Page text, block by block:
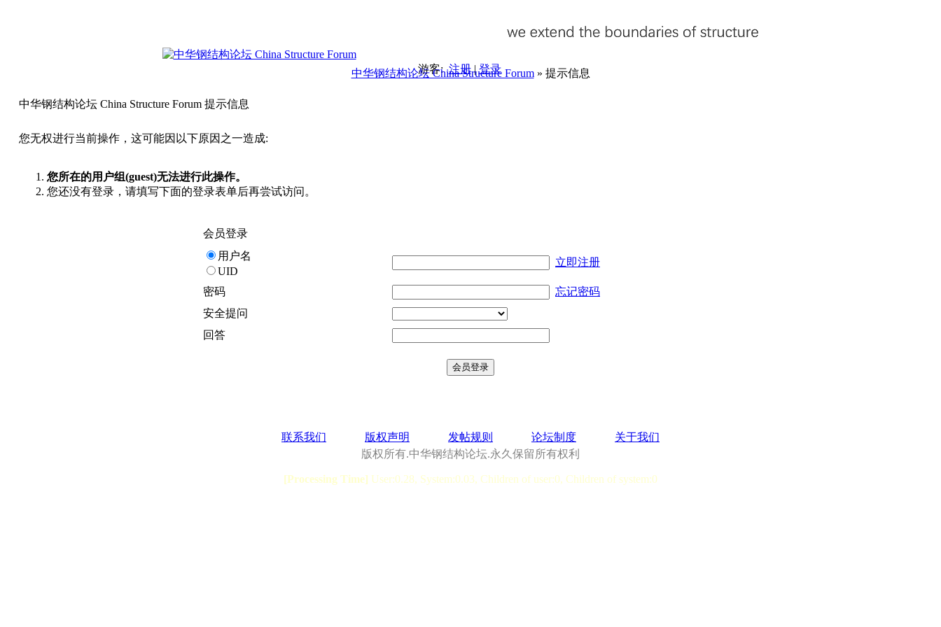
游客:注册|登录
中华钢结构论坛 China Structure Forum» 提示信息
中华钢结构论坛 China Structure Forum 提示信息
您无权进行当前操作，这可能因以下原因之一造成:
您所在的用户组(guest)无法进行此操作。
您还没有登录，请填写下面的登录表单后再尝试访问。
会员登录
用户名
UID
立即注册
密码
忘记密码
安全提问
回答
联系我们 版权声明 发帖规则 论坛制度
关于我们
版权所有.中华钢结构论坛.永久保留所有权利
[Processing Time] User:0.28, System:0.03, Children of user:0, Children of system:0